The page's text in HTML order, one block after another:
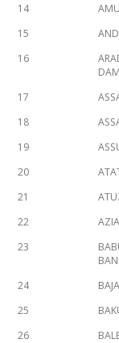
14
15
16
17
18
19
20
21
22
23
24
25
26